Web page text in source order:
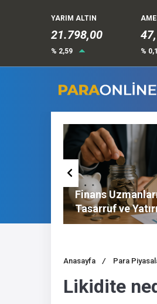
YARIM ALTIN
21.798,00
% 2,59 %
Finans
Tasarruf ve
Tavsiyeleri
Anasayfa / Para
Likidite